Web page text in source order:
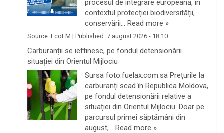
procesul de integrare europeană, în
contextul protecției biodiversității,
conservării… Read more »
Source: EcoFM | Published: 7 august 2026 - 18:10
Carburanții se ieftinesc, pe fondul detensionării
situației din Orientul Mijlociu
Sursa foto:fuelax.com.sa Prețurile la
carburanți scad în Republica Moldova,
pe fondul detensionării relative a
situației din Orientul Mijlociu. Doar pe
parcursul primei săptămâni din
august,… Read more »